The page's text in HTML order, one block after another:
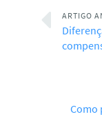
ARTIGO
Como